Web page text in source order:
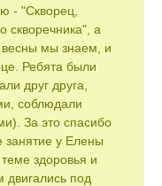
- "Скворец,
скворечника", а
весны мы знаем, и
Ребята были
друг друга,
соблюдали
За это спасибо
занятие у Елены
здоровья и
двигались под